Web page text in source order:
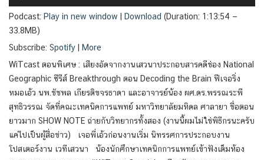
Podcast: Play in new window Download (Duration: 1:13:54 —
33.8MB)
Subscribe: Spotify
More
WiTcast ตอนพิเศษ : เสียงอัดจากงานเสวนาประกอบสารคดีช่อง National
Geographic ซีรีส์ Breakthrough ตอน Decoding the Brain ฟีเจอริ่ง
หมอเอ้ว นพ.ชัชพล เกียรติขจรธาดา และอาจารย์น้อง ผศ.ดร.พรรณระพี
สุทธิวรรณ จัดที่คณะเทคนิคการแพทย์ มหาวิทยาลัยมหิดล ศาลายา ชื่อตอน
ยาวมาก SHOW NOTE ถ่ายกับวิทยากรทั้งสอง (งานนี้ผมไม่ใช่พิธีกรนะครับ
แค่ไปเป็นผู้สื่อข่าว) เจอพี่เอ้วก่อนงานเริ่ม นิทรรศการประกอบงาน
โปสเตอร์งาน เวทีเสวนา น้องนักศึกษาเทคนิกการแพทย์เข้าฟังเต็มห้อง